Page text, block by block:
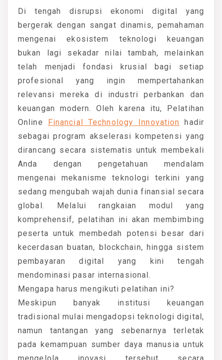
Di tengah disrupsi ekonomi digital yang
bergerak dengan sangat dinamis, pemahaman
mengenai ekosistem teknologi keuangan
bukan lagi sekadar nilai tambah, melainkan
telah menjadi fondasi krusial bagi setiap
profesional yang ingin mempertahankan
relevansi mereka di industri perbankan dan
keuangan modern. Oleh karena itu, Pelatihan
Online Financial Technology Innovation hadir
sebagai program akselerasi kompetensi yang
dirancang secara sistematis untuk membekali
Anda dengan pengetahuan mendalam
mengenai mekanisme teknologi terkini yang
sedang mengubah wajah dunia finansial secara
global. Melalui rangkaian modul yang
komprehensif, pelatihan ini akan membimbing
peserta untuk membedah potensi besar dari
kecerdasan buatan, blockchain, hingga sistem
pembayaran digital yang kini tengah
mendominasi pasar internasional.
Mengapa harus mengikuti pelatihan ini?
Meskipun banyak institusi keuangan
tradisional mulai mengadopsi teknologi digital,
namun tantangan yang sebenarnya terletak
pada kemampuan sumber daya manusia untuk
mengelola inovasi tersebut secara